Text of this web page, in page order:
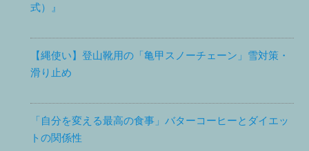
式）』
【縄使い】登山靴用の「亀甲スノーチェーン」雪対策・
滑り止め
「自分を変える最高の食事」バターコーヒーとダイエッ
トの関係性